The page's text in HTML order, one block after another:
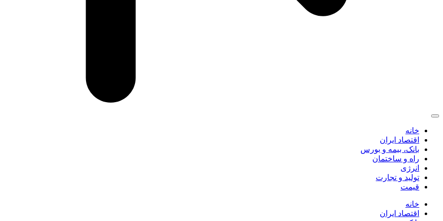
خانه
اقتصاد ایران
بانک، بیمه و بورس
راه و ساختمان
انرژی
تولید و تجارت
قیمت
خانه
اقتصاد ایران